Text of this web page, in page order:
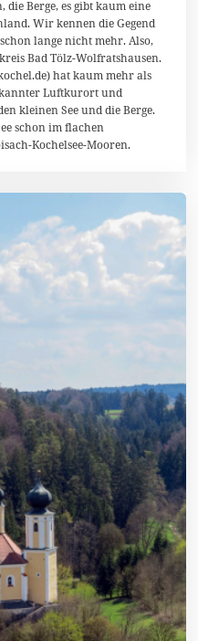
die Berge, es gibt kaum eine
Wir kennen die Gegend
lange nicht mehr. Also,
Bad Tölz-Wolfratshausen.
hat kaum mehr als
Luftkurort und
kleinen See und die Berge.
schon im flachen
Kochelsee-Mooren.